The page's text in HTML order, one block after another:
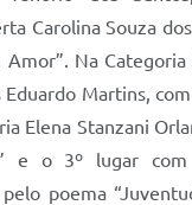
Carolina Souza
Amor”. Na
Martins,
Elena Stanzani
e o 3º lugar com
poema